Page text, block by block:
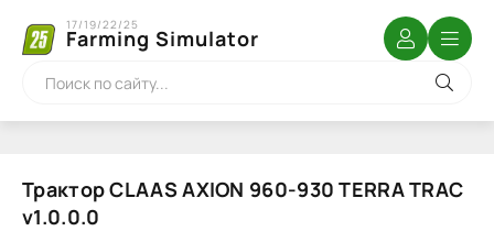
Farming Simulator
17/19/22/25
Трактор CLAAS AXION 960-930 TERRA TRAC
v1.0.0.0